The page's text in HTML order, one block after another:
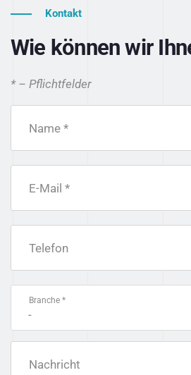
Kontakt
Wie können wir
* – Pflichtfelder
Name *
E-Mail *
Telefon
Branche *
-
Nachricht